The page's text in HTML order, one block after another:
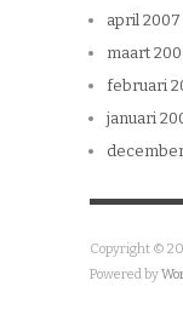
april 2007
maart
februari
januari
Copyright ©
Powered by